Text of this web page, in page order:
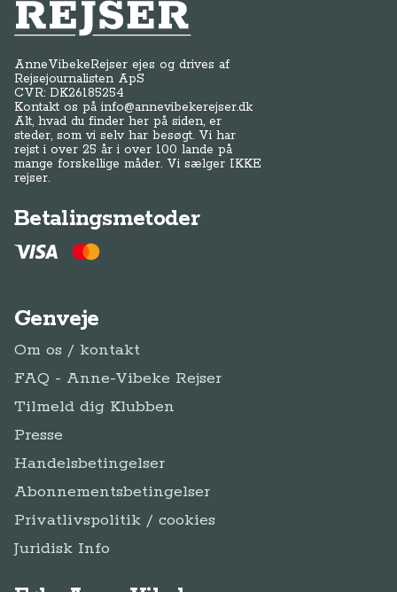
Anne-Vibeke Rejser
AnneVibekeRejser ejes og drives af
Rejsejournalisten ApS
CVR: DK26185254
Kontakt os påinfo@annevibekerejser.dk
Alt, hvad du finder her på siden, er
steder, som vi selv har besøgt. Vi har
rejst i over 25 år i over 100 lande på
mange forskellige måder. Vi sælger IKKE
rejser.
Betalingsmetoder
Genveje
Om os / kontakt
FAQ - Anne-Vibeke Rejser
Tilmeld dig Klubben
Presse
Handelsbetingelser
Abonnementsbetingelser
Privatlivspolitik / cookies
Juridisk Info